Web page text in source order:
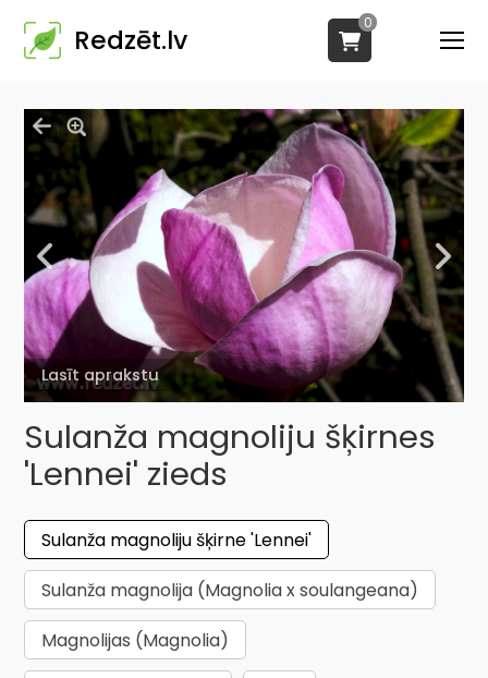
Redzēt.lv
0
Lasīt aprakstu
Sulanža magnoliju šķirnes
'Lennei' zieds
Sulanža magnoliju šķirne 'Lennei'
Sulanža magnolija (Magnolia x soulangeana)
Magnolijas (Magnolia)